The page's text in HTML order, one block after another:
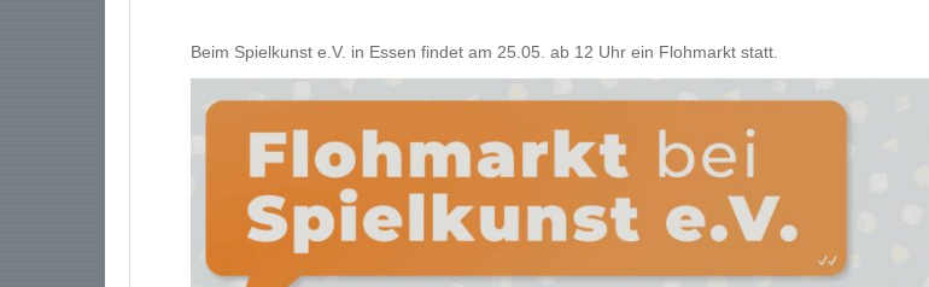
Beim Spielkunst e.V. in Essen findet am 25.05. ab 12 Uhr ein Flohmarkt statt.